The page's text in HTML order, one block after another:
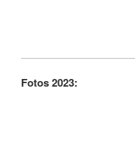
Fotos 2023: